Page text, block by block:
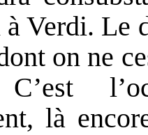
Verdi. Le
on ne
C’est
là